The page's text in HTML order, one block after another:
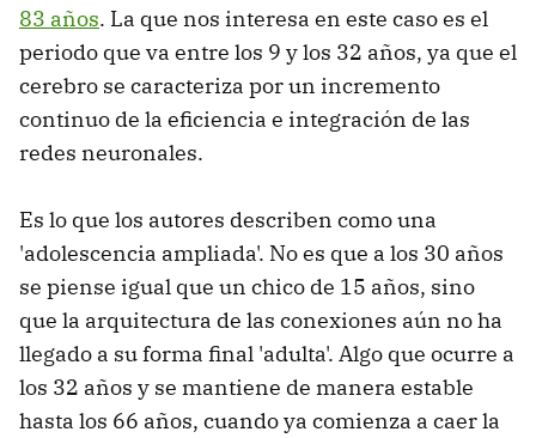
83 años. La que nos interesa en este caso es el
periodo que va entre los 9 y los 32 años, ya que el
cerebro se caracteriza por un incremento
continuo de la eficiencia e integración de las
redes neuronales.
Es lo que los autores describen como una
'adolescencia ampliada'. No es que a los 30 años
se piense igual que un chico de 15 años, sino
que la arquitectura de las conexiones aún no ha
llegado a su forma final 'adulta'. Algo que ocurre a
los 32 años y se mantiene de manera estable
hasta los 66 años, cuando ya comienza a caer la